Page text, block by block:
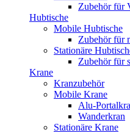
Zubehör für
Hubtische
Mobile Hubtische
Zubehör für
Stationäre
Zubehör für
Krane
Kranzubehör
Mobile Krane
Alu-
Wanderkran
Stationäre Krane